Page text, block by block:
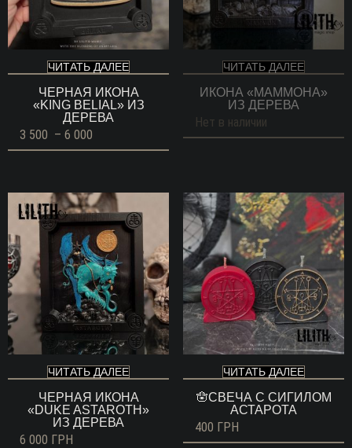
ЧИТАТЬ ДАЛЕЕ
ЧЕРНАЯ ИКОНА
«KING BELIAL» ИЗ
ДЕРЕВА
3 500 – 6 000
цен:
6
000 ГРН
ЧИТАТЬ ДАЛЕЕ
ИКОНА «МАММОНА»
ИЗ ДЕРЕВА
Нет в наличии
ЧИТАТЬ ДАЛЕЕ
ЧЕРНАЯ ИКОНА
«DUKE ASTAROTH»
ИЗ ДЕРЕВА
6 000 ГРН
ЧИТАТЬ ДАЛЕЕ
🪬СВЕЧА С СИГИЛОМ
АСТАРОТА
400 ГРН